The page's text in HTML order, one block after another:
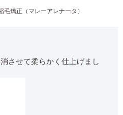
毛矯正（マレーアレナータ）
させて柔らかく仕上げまし